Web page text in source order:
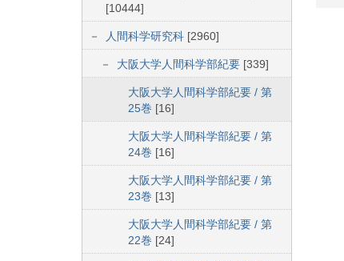
[10444]
人間科学研究科 [2960]
大阪大学人間科学部紀要 [339]
大阪大学人間科学部紀要 / 第
25巻 [16]
大阪大学人間科学部紀要 / 第
24巻 [16]
大阪大学人間科学部紀要 / 第
23巻 [13]
大阪大学人間科学部紀要 / 第
22巻 [24]